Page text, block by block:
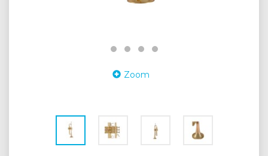
Zoom